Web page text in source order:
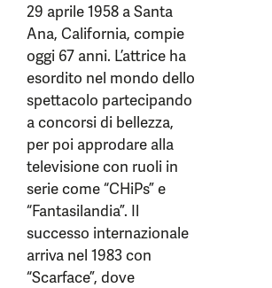
29 aprile 1958 a Santa
Ana, California, compie
oggi 67 anni. L’attrice ha
esordito nel mondo dello
spettacolo partecipando
a concorsi di bellezza,
per poi approdare alla
televisione con ruoli in
serie come “CHiPs” e
“Fantasilandia”. Il
successo internazionale
arriva nel 1983 con
“Scarface”, dove